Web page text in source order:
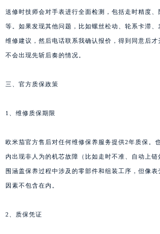
送修时技师会对手表进行全面检测，包括走时精度
等。如果发现其他问题，比如螺丝松动、轮系卡滞
维修建议，然后电话联系我确认报价，得到同意后才
不会出现先斩后奏的情况。
三、官方质保政策
1、维修质保期限
欧米茄官方售后对任何维修保养服务提供2年质保。
内出现非人为的机芯故障（比如走时不准、自动上
围涵盖保养过程中涉及的零部件和组装工序，但像
因素不包含在内。
2、质保凭证